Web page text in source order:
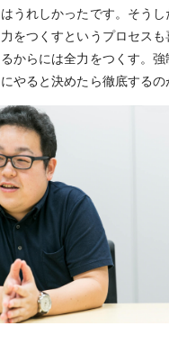
うれしかったです。そう
をつくすというプロセス
からには全力をつくす。
やると決めたら徹底するの